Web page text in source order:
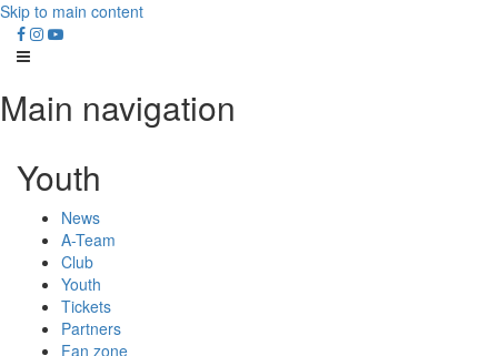
Skip to main content
Main navigation
Youth
News
A-Team
Club
Youth
Tickets
Partners
Fan zone